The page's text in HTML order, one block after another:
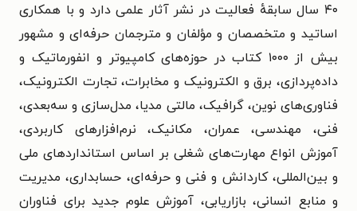
۴۰ سال سابقهٔ فعالیت در نشر آثار علمی دارد و با همکاری
اساتید و متخصصان و مؤلفان و مترجمان حرفه‌ای و مشهور
بیش از ۱۰۰۰ کتاب در حوزه‌های کامپیوتر و انفورماتیک و
داده‌پردازی، برق و الکترونیک و مخابرات، تجارت الکترونیک،
فناوری‌های نوین، گرافیک، مالتی مدیا، مدل‌سازی و سه‌بعدی،
فنی، مهندسی، عمران، مکانیک، نرم‌افزارهای کاربردی،
آموزش انواع مهارت‌های شغلی بر اساس استانداردهای ملی
و بین‌المللی، کاردانش و فنی و حرفه‌ای، حسابداری، مدیریت
و منابع انسانی، بازاریابی، آموزش علوم جدید برای فناوران